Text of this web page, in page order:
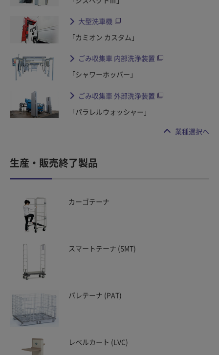
大型洗車機
「カミオン カスタム」
ごみ収集車 内部洗浄装置
「シャワーホッパー」
ごみ収集車 外部洗浄装置
「パラレルウォッシャー」
業種選択へ
生産・販売終了製品
カーゴテーナ
スマートテーナ (SMT)
パレテーナ (PAT)
レベルカート (LVC)